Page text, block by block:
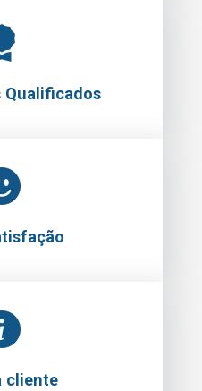
Qualificados
cliente